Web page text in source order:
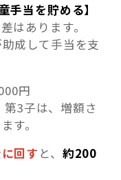
当を貯める】
はあります。
成して手当を支
円
3子は、増額さ
す。
回す と、 約200